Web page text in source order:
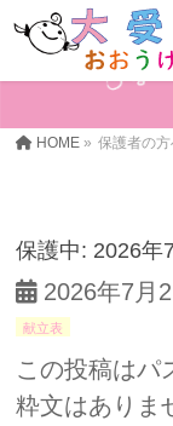
HOME » 保護者の
保護中: 2026年
2026年7月2
献立表
この投稿はパ
粋文はありま